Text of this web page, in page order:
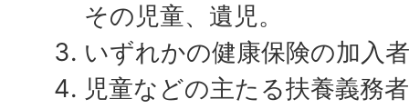
その児童、遺児。
いずれかの健康保険の加入
児童などの主たる扶養義務